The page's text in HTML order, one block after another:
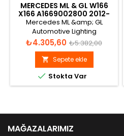
MERCEDES ML & GL W166
X166 A1669002800 2012-
2016 XENON FAR BEYNI
Mercedes ML &amp; GL
Automotive Lighting
130732931201, 130732927001,
130732931215, A1669002800
Xenon Far Beyni
Fiyat
₺4.305,60 Normal
fiyat
₺5.382,00
 Sepete ekle
 Stokta Var
MAĞAZALARIMIZ